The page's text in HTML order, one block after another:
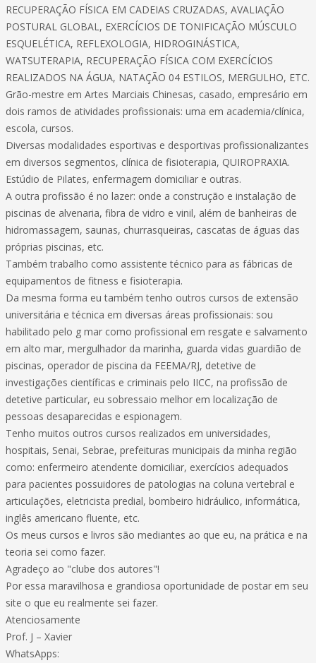
RECUPERAÇÃO FÍSICA EM CADEIAS CRUZADAS, AVALIAÇÃO
POSTURAL GLOBAL, EXERCÍCIOS DE TONIFICAÇÃO MÚSCULO
ESQUELÉTICA, REFLEXOLOGIA, HIDROGINÁSTICA,
WATSUTERAPIA, RECUPERAÇÃO FÍSICA COM EXERCÍCIOS
REALIZADOS NA ÁGUA, NATAÇÃO 04 ESTILOS, MERGULHO, ETC.
Grão-mestre em Artes Marciais Chinesas, casado, empresário em
dois ramos de atividades profissionais: uma em academia/clínica,
escola, cursos.
Diversas modalidades esportivas e desportivas profissionalizantes
em diversos segmentos, clínica de fisioterapia, QUIROPRAXIA.
Estúdio de Pilates, enfermagem domiciliar e outras.
A outra profissão é no lazer: onde a construção e instalação de
piscinas de alvenaria, fibra de vidro e vinil, além de banheiras de
hidromassagem, saunas, churrasqueiras, cascatas de águas das
próprias piscinas, etc.
Também trabalho como assistente técnico para as fábricas de
equipamentos de fitness e fisioterapia.
Da mesma forma eu também tenho outros cursos de extensão
universitária e técnica em diversas áreas profissionais: sou
habilitado pelo g mar como profissional em resgate e salvamento
em alto mar, mergulhador da marinha, guarda vidas guardião de
piscinas, operador de piscina da FEEMA/RJ, detetive de
investigações científicas e criminais pelo IICC, na profissão de
detetive particular, eu sobressaio melhor em localização de
pessoas desaparecidas e espionagem.
Tenho muitos outros cursos realizados em universidades,
hospitais, Senai, Sebrae, prefeituras municipais da minha região
como: enfermeiro atendente domiciliar, exercícios adequados
para pacientes possuidores de patologias na coluna vertebral e
articulações, eletricista predial, bombeiro hidráulico, informática,
inglês americano fluente, etc.
Os meus cursos e livros são mediantes ao que eu, na prática e na
teoria sei como fazer.
Agradeço ao "clube dos autores"!
Por essa maravilhosa e grandiosa oportunidade de postar em seu
site o que eu realmente sei fazer.
Atenciosamente
Prof. J – Xavier
WhatsApps: